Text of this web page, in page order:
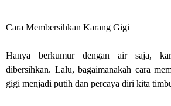
Cara Membersihkan Karang Gigi
Hanya berkumur dengan air saja,
dibersihkan. Lalu, bagaimanakah cara
gigi menjadi putih dan percaya diri kita